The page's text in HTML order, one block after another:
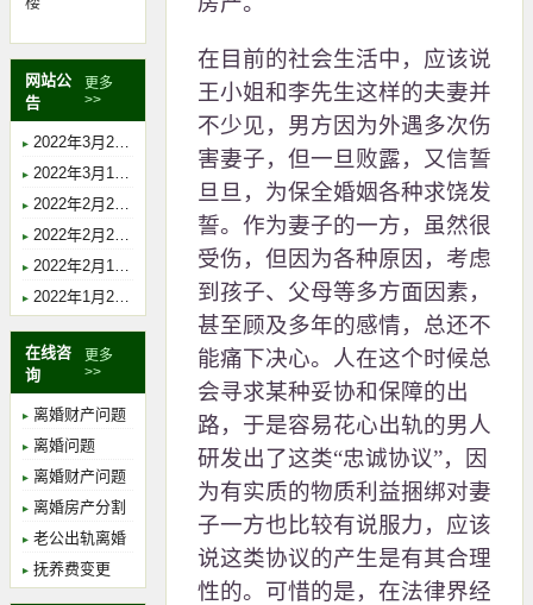
网站公
告
更多
>>
2022年3月2日上午9时，胡珺律师在上海市浦东新区人民法院开庭，案由：离婚纠纷，主审法官：沈海星。
2022年3月1日上午9时30分，胡珺律师在上海市静安区人民法院开庭，案由：行政协议无效纠纷，主审法官：马金铭。
2022年2月23日上午10时，胡珺律师在上海市虹口区人民法院开庭，案由：法定继承纠纷，主审法官：肖英。
2022年2月21日上午9时，胡珺律师在上海市浦东新区人民法院开庭，案由：法定继承纠纷，主审法官：薛斯佳。
2022年2月18日下午14时，胡珺律师在上海市浦东新区人民法院开庭，案由：遗嘱继承纠纷，主审法官：董琳琳。
2022年1月29日下午14时，胡珺律师在上海市金山区人民法院开庭，案由：离婚纠纷，主审法官：焦锐。
在线咨
询
更多
>>
离婚财产问题
离婚问题
离婚财产问题
离婚房产分割
老公出轨离婚
抚养费变更
在目前的社会生活中，应该说
王小姐和李先生这样的夫妻并
不少见，男方因为外遇多次伤
害妻子，但一旦败露，又信誓
旦旦，为保全婚姻各种求饶发
誓。作为妻子的一方，虽然很
受伤，但因为各种原因，考虑
到孩子、父母等多方面因素，
甚至顾及多年的感情，总还不
能痛下决心。人在这个时候总
会寻求某种妥协和保障的出
路，于是容易花心出轨的男人
研发出了这类“忠诚协议”，因
为有实质的物质利益捆绑对妻
子一方也比较有说服力，应该
说这类协议的产生是有其合理
性的。可惜的是，在法律界经